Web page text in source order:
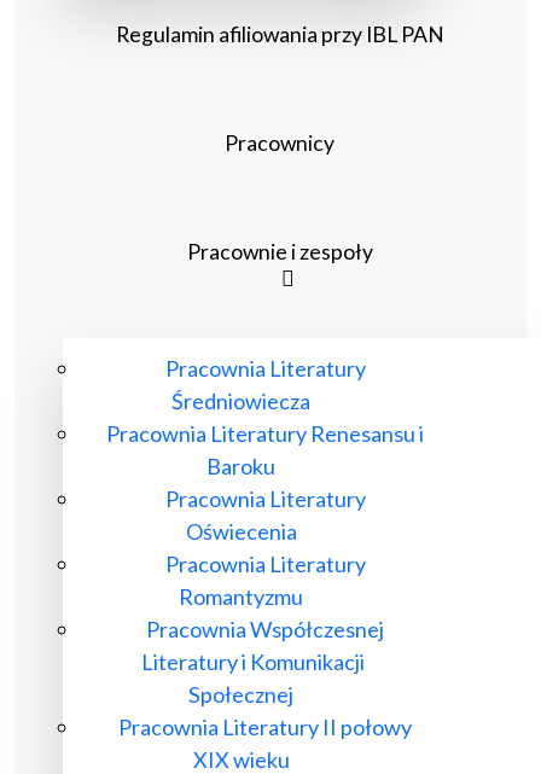
Regulamin afiliowania przy IBL PAN
Pracownicy
Pracownie i zespoły
Pracownia Literatury
Średniowiecza
Pracownia Literatury Renesansu i
Baroku
Pracownia Literatury
Oświecenia
Pracownia Literatury
Romantyzmu
Pracownia Współczesnej
Literatury i Komunikacji
Społecznej
Pracownia Literatury II połowy
XIX wieku